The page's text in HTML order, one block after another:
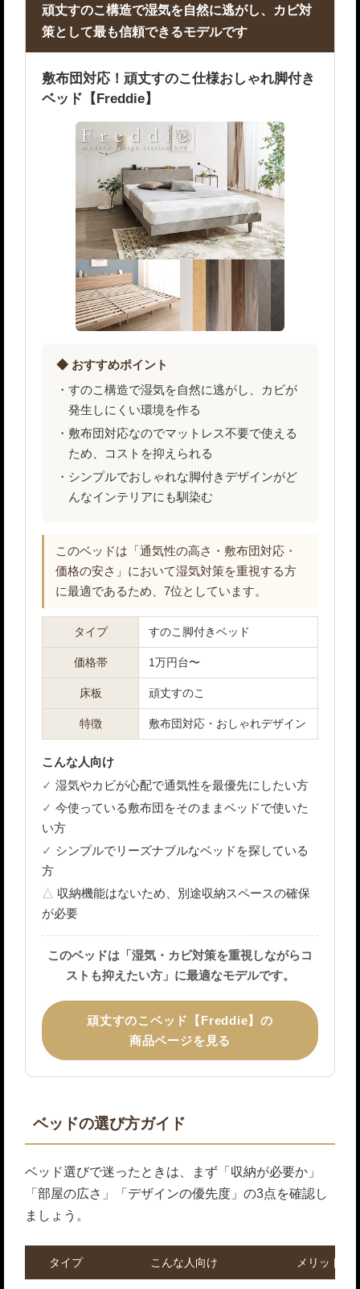
頑丈すのこ構造で湿気を自然に逃がし、カビ対
策として最も信頼できるモデルです
敷布団対応！頑丈すのこ仕様おしゃれ脚付き
ベッド【Freddie】
◆ おすすめポイント
すのこ構造で湿気を自然に逃がし、カビが
発生しにくい環境を作る
敷布団対応なのでマットレス不要で使える
ため、コストを抑えられる
シンプルでおしゃれな脚付きデザインがど
んなインテリアにも馴染む
このベッドは「通気性の高さ・敷布団対応・
価格の安さ」において湿気対策を重視する方
に最適であるため、7位としています。
タイプ すのこ脚付きベッド
価格帯 1万円台〜
床板 頑丈すのこ
特徴 敷布団対応・おしゃれデザイン
こんな人向け
湿気やカビが心配で通気性を最優先にしたい方
今使っている敷布団をそのままベッドで使いた
い方
シンプルでリーズナブルなベッドを探している
方
収納機能はないため、別途収納スペースの確保
が必要
このベッドは「湿気・カビ対策を重視しながらコ
ストも抑えたい方」に最適なモデルです。
頑丈すのこベッド【Freddie】の
商品ページを見る
ベッドの選び方ガイド
ベッド選びで迷ったときは、まず「収納が必要か」
「部屋の広さ」「デザインの優先度」の3点を確認し
ましょう。
タイプ こんな人向け メリット